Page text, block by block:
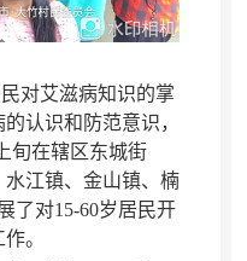
对艾滋病知识的掌
认识和防范意识，
旬在辖区东城街
江镇、金山镇、楠
了对15-60岁居民开
作。